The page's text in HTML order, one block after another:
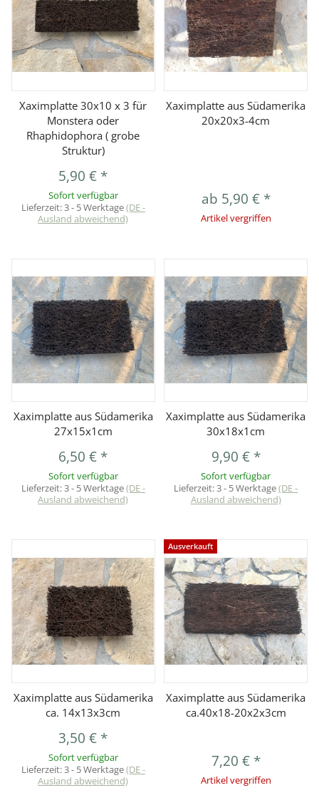
Xaximplatte 30x10 x 3 für
Monstera oder
Rhaphidophora ( grobe
Struktur)
5,90 € *
Sofort verfügbar
Lieferzeit:3 - 5 Werktage(DE -
Ausland abweichend)
Xaximplatte aus Südamerika
20x20x3-4cm
ab 5,90 € *
Artikel vergriffen
Xaximplatte aus Südamerika
27x15x1cm
6,50 € *
Sofort verfügbar
Lieferzeit:3 - 5 Werktage(DE -
Ausland abweichend)
Xaximplatte aus Südamerika
30x18x1cm
9,90 € *
Sofort verfügbar
Lieferzeit:3 - 5 Werktage(DE -
Ausland abweichend)
Xaximplatte aus Südamerika
ca. 14x13x3cm
3,50 € *
Sofort verfügbar
Lieferzeit:3 - 5 Werktage(DE -
Ausland abweichend)
Ausverkauft
Xaximplatte aus Südamerika
ca.40x18-20x2x3cm
7,20 € *
Artikel vergriffen